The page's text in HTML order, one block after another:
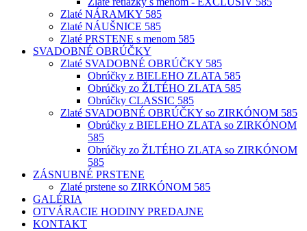
Zlaté NÁRAMKY 585
Zlaté NÁUŠNICE 585
Zlaté PRSTENE s menom 585
SVADOBNÉ OBRÚČKY
Zlaté SVADOBNÉ OBRÚČKY 585
Obrúčky z BIELEHO ZLATA 585
Obrúčky zo ŽLTÉHO ZLATA 585
Obrúčky CLASSIC 585
Zlaté SVADOBNÉ OBRÚČKY so ZIRKÓNOM 585
Obrúčky z BIELEHO ZLATA so ZIRKÓNOM
585
Obrúčky zo ŽLTÉHO ZLATA so ZIRKÓNOM
585
ZÁSNUBNÉ PRSTENE
Zlaté prstene so ZIRKÓNOM 585
GALÉRIA
OTVÁRACIE HODINY PREDAJNE
KONTAKT